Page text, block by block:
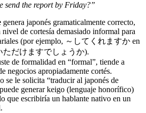
send the report by Friday?”
genera japonés gramaticalmente correcto,
nivel de cortesía demasiado informal para
(por ejemplo, ～してくれますか en
ただけますでしょうか).
de formalidad en “formal”, tiende a
negocios apropiadamente cortés.
se le solicita “traducir al japonés de
generar keigo (lenguaje honorífico)
que escribiría un hablante nativo en un